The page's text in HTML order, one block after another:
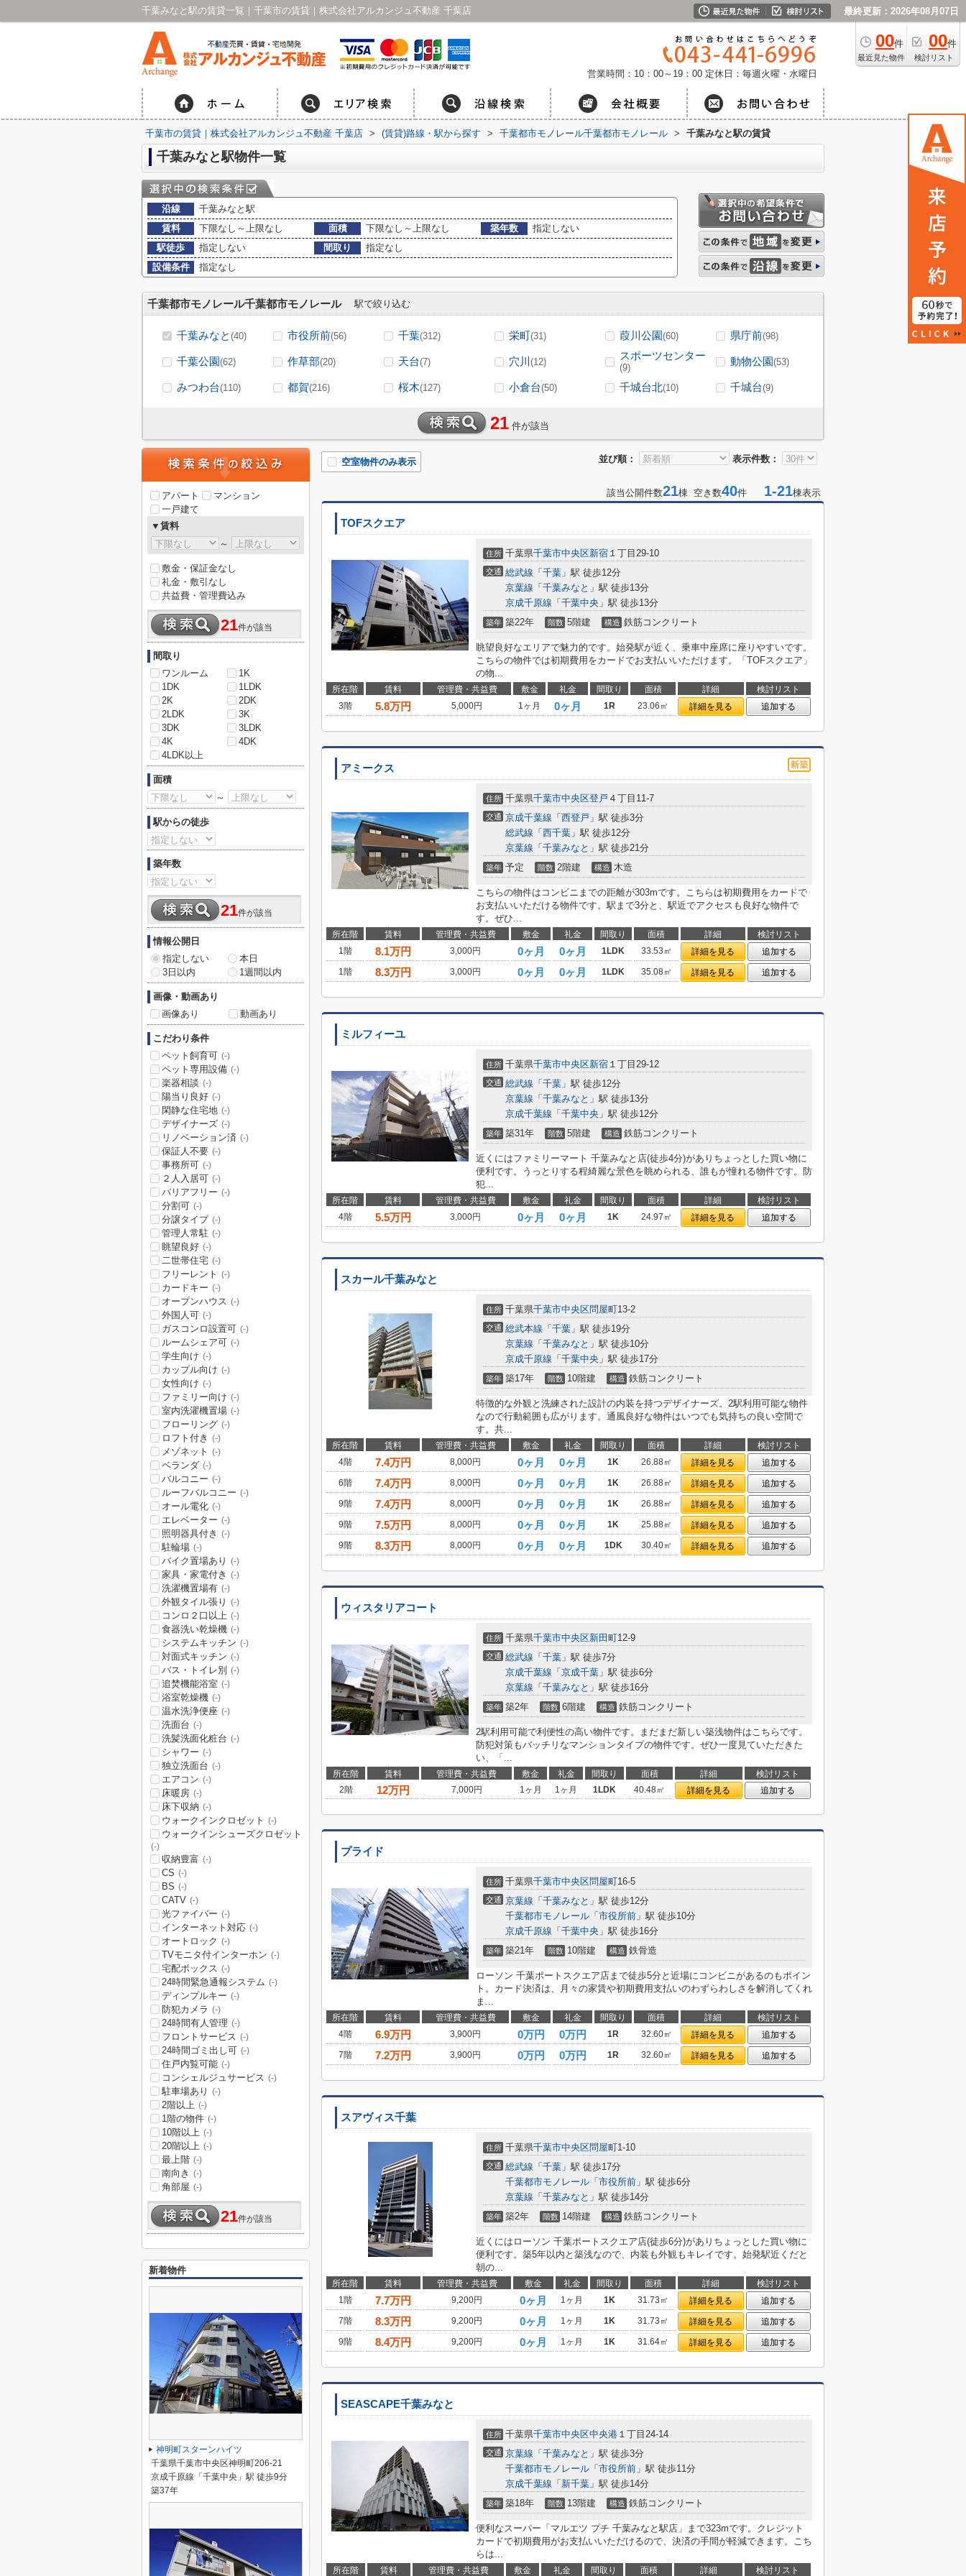
千葉みなと駅の賃貸一覧｜千葉市の賃貸｜株式会社アルカンジュ不動産 千葉店 最終更新：2026年08月07日
00件
最近見た物件
00件
検討リスト
営業時間：10：00～19：00 定休日：毎週火曜・水曜日
千葉市の賃貸｜株式会社アルカンジュ不動産 千葉店 > (賃貸)路線・駅から探す > 千葉都市モノレール千葉都市モノレール > 千葉みなと駅の賃貸
千葉みなと駅物件一覧
沿線
千葉みなと駅
賃料
下限なし～上限なし 面積 下限なし～上限なし 築年数
指定しない
駅徒歩
指定しない 間取り
指定なし
設備条件
指定なし
千葉都市モノレール千葉都市モノレール 駅で絞り込む
千葉みなと (40) 市役所前(56) 千葉(312) 栄町(31) 葭川公園(60) 県庁前(98)
千葉公園(62) 作草部(20) 天台(7) 穴川 (12)
スポーツセンター
(9)
動物公園(53)
みつわ台(110) 都賀(216) 桜木(127) 小倉台(50) 千城台北(10) 千城台(9)
21 件が該当
並び順： 表示件数：
空室物件のみ表示
該当公開件数21棟 空き数40件 1-21棟表示
TOFスクエア
住所 千葉県千葉市中央区新宿 １丁目29-10
交通 総武線 「 千葉 」駅 徒歩12分
京葉線 「 千葉みなと 」駅 徒歩13分
京成千原線 「 千葉中央 」駅 徒歩13分
築年 築22年 階数 5階建 構造 鉄筋コンクリート
眺望良好なエリアで魅力的です。始発駅が近く、乗車中座席に座りやすいです。
こちらの物件では初期費用をカードでお支払いいただけます。「TOFスクエア」
の物...
所在階 賃料 管理費・共益費 敷金 礼金 間取り 面積 詳細
検討リスト
3階
5.8万円 5,000円 1ヶ月 0ヶ月 1R 23.06㎡ 詳細を見る 追加する
アミークス
住所 千葉県千葉市中央区登戸 ４丁目11-7
交通 京成千葉線 「 西登戸 」駅 徒歩3分
総武線 「 西千葉 」駅 徒歩12分
京葉線 「 千葉みなと 」駅 徒歩21分
築年 予定 階数 2階建 構造 木造
こちらの物件はコンビニまでの距離が303mです。こちらは初期費用をカードで
お支払いいただける物件です。駅まで3分と、駅近でアクセスも良好な物件で
す。ぜひ...
所在階 賃料 管理費・共益費 敷金 礼金 間取り 面積 詳細
検討リスト
1階
8.1万円 3,000円 0ヶ月 0ヶ月 1LDK 33.53㎡ 詳細を見る
追加する
1階
8.3万円 3,000円 0ヶ月 0ヶ月 1LDK 35.08㎡ 詳細を見る 追加する
ミルフィーユ
住所 千葉県千葉市中央区新宿 １丁目29-12
交通 総武線 「 千葉 」駅 徒歩12分
京葉線 「 千葉みなと 」駅 徒歩13分
京成千葉線 「 千葉中央 」駅 徒歩12分
築年 築31年 階数 5階建 構造 鉄筋コンクリート
近くにはファミリーマート 千葉みなと店(徒歩4分)がありちょっとした買い物に
便利です。うっとりする程綺麗な景色を眺められる、誰もが憧れる物件です。防
犯...
所在階 賃料 管理費・共益費 敷金 礼金 間取り 面積 詳細
検討リスト
4階
5.5万円 3,000円 0ヶ月 0ヶ月 1K 24.97㎡ 詳細を見る 追加する
スカール千葉みなと
住所 千葉県千葉市中央区問屋町13-2
交通 総武本線 「 千葉 」駅 徒歩19分
京葉線 「 千葉みなと 」駅 徒歩10分
京成千原線 「 千葉中央 」駅 徒歩17分
築年 築17年 階数 10階建 構造 鉄筋コンクリート
特徴的な外観と洗練された設計の内装を持つデザイナーズ。2駅利用可能な物件
なので行動範囲も広がります。通風良好な物件はいつでも気持ちの良い空間で
す。共...
所在階 賃料 管理費・共益費 敷金 礼金 間取り 面積 詳細
検討リスト
4階
7.4万円 8,000円 0ヶ月 0ヶ月 1K 26.88㎡ 詳細を見る
追加する
6階
7.4万円 8,000円 0ヶ月 0ヶ月 1K 26.88㎡ 詳細を見る
追加する
9階
7.4万円 8,000円 0ヶ月 0ヶ月 1K 26.88㎡ 詳細を見る
追加する
9階
7.5万円 8,000円 0ヶ月 0ヶ月 1K 25.88㎡ 詳細を見る
追加する
9階
8.3万円 8,000円 0ヶ月 0ヶ月 1DK 30.40㎡ 詳細を見る 追加する
ウィスタリアコート
住所 千葉県千葉市中央区新田町12-9
交通 総武線 「 千葉 」駅 徒歩7分
京成千葉線 「 京成千葉 」駅 徒歩6分
京葉線 「 千葉みなと 」駅 徒歩16分
築年 築2年 階数 6階建 構造 鉄筋コンクリート
2駅利用可能で利便性の高い物件です。まだまだ新しい築浅物件はこちらです。
防犯対策もバッチリなマンションタイプの物件です。ぜひ一度見ていただきた
い、「...
所在階 賃料 管理費・共益費 敷金 礼金 間取り 面積 詳細
検討リスト
2階
12万円 7,000円 1ヶ月 1ヶ月 1LDK 40.48㎡ 詳細を見る 追加する
プライド
住所 千葉県千葉市中央区問屋町16-5
交通 京葉線 「 千葉みなと 」駅 徒歩12分
千葉都市モノレール 「 市役所前 」駅 徒歩10分
京成千原線 「 千葉中央 」駅 徒歩16分
築年 築21年 階数 10階建 構造 鉄骨造
ローソン 千葉ポートスクエア店まで徒歩5分と近場にコンビニがあるのもポイン
ト。カード決済は、月々の家賃や初期費用支払いのわずらわしさを解消してくれ
ま...
所在階 賃料 管理費・共益費 敷金 礼金 間取り 面積 詳細
検討リスト
4階
6.9万円 3,900円 0万円 0万円 1R 32.60㎡ 詳細を見る
追加する
7階
7.2万円 3,900円 0万円 0万円 1R 32.60㎡ 詳細を見る 追加する
スアヴィス千葉
住所 千葉県千葉市中央区問屋町1-10
交通 総武線 「 千葉 」駅 徒歩17分
千葉都市モノレール 「 市役所前 」駅 徒歩6分
京葉線 「 千葉みなと 」駅 徒歩14分
築年 築2年 階数 14階建 構造 鉄筋コンクリート
近くにはローソン 千葉ポートスクエア店(徒歩6分)がありちょっとした買い物に
便利です。築5年以内と築浅なので、内装も外観もキレイです。始発駅近くだと
朝の...
所在階 賃料 管理費・共益費 敷金 礼金 間取り 面積 詳細
検討リスト
1階
7.7万円 9,200円 0ヶ月 1ヶ月 1K 31.73㎡ 詳細を見る
追加する
7階
8.3万円 9,200円 0ヶ月 1ヶ月 1K 31.73㎡ 詳細を見る
追加する
9階
8.4万円 9,200円 0ヶ月 1ヶ月 1K 31.64㎡ 詳細を見る 追加する
SEASCAPE千葉みなと
住所 千葉県千葉市中央区中央港 １丁目24-14
交通 京葉線 「 千葉みなと 」駅 徒歩3分
千葉都市モノレール 「 市役所前 」駅 徒歩11分
京成千葉線 「 新千葉 」駅 徒歩14分
築年 築18年 階数 13階建 構造 鉄筋コンクリート
便利なスーパー「マルエツ プチ 千葉みなと駅店」まで323mです。クレジット
カードで初期費用がお支払いいただけるので、決済の手間が軽減できます。こち
らは...
所在階 賃料 管理費・共益費 敷金 礼金 間取り 面積 詳細 検討リスト
アパート
マンション
一戸建て
▼賃料
～
敷金・保証金なし
礼金・敷引なし
共益費・管理費込み
21件が該当
間取り
ワンルーム
1K
1DK
1LDK
2K
2DK
2LDK
3K
3DK
3LDK
4K
4DK
4LDK以上
面積
～
駅からの徒歩
築年数
21件が該当
情報公開日
指定しない
本日
3日以内
1週間以内
画像・動画あり
画像あり
動画あり
こだわり条件
ペット飼育可 (-)
ペット専用設備 (-)
楽器相談 (-)
陽当り良好 (-)
閑静な住宅地 (-)
デザイナーズ (-)
リノベーション済 (-)
保証人不要 (-)
事務所可 (-)
２人入居可 (-)
バリアフリー (-)
分割可 (-)
分譲タイプ (-)
管理人常駐 (-)
眺望良好 (-)
二世帯住宅 (-)
フリーレント (-)
カードキー (-)
オープンハウス (-)
外国人可 (-)
ガスコンロ設置可 (-)
ルームシェア可 (-)
学生向け (-)
カップル向け (-)
女性向け (-)
ファミリー向け (-)
室内洗濯機置場 (-)
フローリング (-)
ロフト付き (-)
メゾネット (-)
ベランダ (-)
バルコニー (-)
ルーフバルコニー (-)
オール電化 (-)
エレベーター (-)
照明器具付き (-)
駐輪場 (-)
バイク置場あり (-)
家具・家電付き (-)
洗濯機置場有 (-)
外観タイル張り (-)
コンロ２口以上 (-)
食器洗い乾燥機 (-)
システムキッチン (-)
対面式キッチン (-)
バス・トイレ別 (-)
追焚機能浴室 (-)
浴室乾燥機 (-)
温水洗浄便座 (-)
洗面台 (-)
洗髪洗面化粧台 (-)
シャワー (-)
独立洗面台 (-)
エアコン (-)
床暖房 (-)
床下収納 (-)
ウォークインクロゼット (-)
ウォークインシューズクロゼット
(-)
収納豊富 (-)
CS (-)
BS (-)
CATV (-)
光ファイバー (-)
インターネット対応 (-)
オートロック (-)
TVモニタ付インターホン (-)
宅配ボックス (-)
24時間緊急通報システム (-)
ディンプルキー (-)
防犯カメラ (-)
24時間有人管理 (-)
フロントサービス (-)
24時間ゴミ出し可 (-)
住戸内覧可能 (-)
コンシェルジュサービス (-)
駐車場あり (-)
2階以上 (-)
1階の物件 (-)
10階以上 (-)
20階以上 (-)
最上階 (-)
南向き (-)
角部屋 (-)
21件が該当
新着物件
神明町スターンハイツ
千葉県千葉市中央区神明町206-21
京成千原線「千葉中央」駅 徒歩9分
築37年